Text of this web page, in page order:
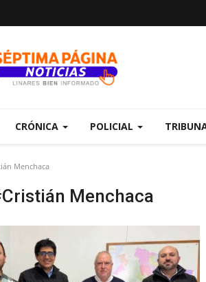
CRÓNICA POLICIAL
Menchaca
Menchaca